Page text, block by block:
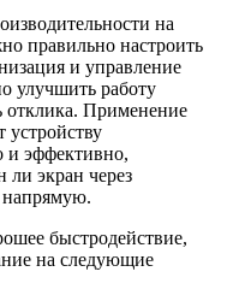
на
правильно настроить
и управление
улучшить работу
отклика. Применение
и эффективно,
ли экран через
напрямую.
быстродействие,
на следующие